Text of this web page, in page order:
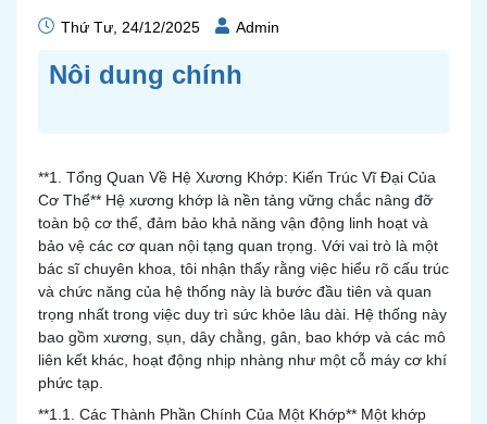
Thứ Tư, 24/12/2025 Admin
Nôi dung chính
**1. Tổng Quan Về Hệ Xương Khớp: Kiến Trúc Vĩ Đại Của
Cơ Thể** Hệ xương khớp là nền tảng vững chắc nâng đỡ
toàn bộ cơ thể, đảm bảo khả năng vận động linh hoạt và
bảo vệ các cơ quan nội tạng quan trọng. Với vai trò là một
bác sĩ chuyên khoa, tôi nhận thấy rằng việc hiểu rõ cấu trúc
và chức năng của hệ thống này là bước đầu tiên và quan
trọng nhất trong việc duy trì sức khỏe lâu dài. Hệ thống này
bao gồm xương, sụn, dây chằng, gân, bao khớp và các mô
liên kết khác, hoạt động nhịp nhàng như một cỗ máy cơ khí
phức tạp.
**1.1. Các Thành Phần Chính Của Một Khớp** Một khớp